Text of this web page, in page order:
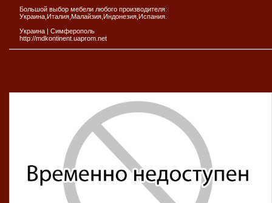
Большой выбор мебели любого производителя:
Украина,Италия,Малайзия,Индонезия,Испания.
Украина | Симферополь
http://mdkontinent.uaprom.net